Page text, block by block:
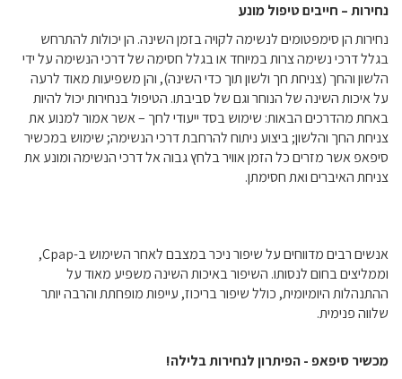
נחירות – חייבים טיפול מונע
נחירות הן סימפטומים לנשימה לקויה בזמן השינה. הן יכולות להתרחש
בגלל דרכי נשימה צרות במיוחד או בגלל חסימה של דרכי הנשימה על ידי
הלשון והחך (צניחת חך ולשון תוך כדי השינה), והן משפיעות מאוד לרעה
על איכות השינה של הנוחר וגם של סביבתו. הטיפול בנחירות יכול להיות
באחת מהדרכים הבאות: שימוש בסד ייעודי לחך – אשר אמור למנוע את
צניחת החך והלשון; ביצוע ניתוח להרחבת דרכי הנשימה; שימוש במכשיר
סיפאפ אשר מזרים כל הזמן אוויר בלחץ גבוה אל דרכי הנשימה ומונע את
צניחת האיברים ואת חסימתן.
אנשים רבים מדווחים על שיפור ניכר במצבם לאחר השימוש ב-Cpap,
וממליצים בחום לנסותו. השיפור באיכות השינה משפיע מאוד על
ההתנהלות היומיומית, כולל שיפור בריכוז, עייפות מופחתת והרבה יותר
שלווה פנימית.
מכשיר סיפאפ - הפיתרון לנחירות בלילה!